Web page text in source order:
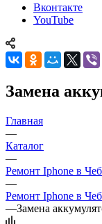
Вконтакте
YouTube
Замена
Главная
—
Каталог
—
Ремонт Iphone в
—
Ремонт Iphone в
—Замена